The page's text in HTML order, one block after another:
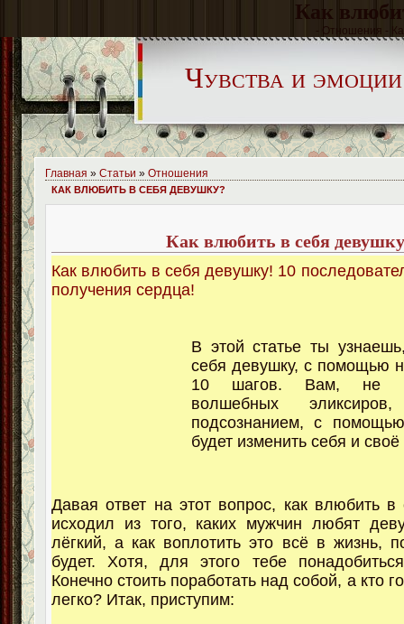
Как
- Отношения -
Чувства и эмоции
Главная » Статьи » Отношения
КАК ВЛЮБИТЬ В СЕБЯ ДЕВУШКУ?
Как влюбить в себя
Как влюбить в себя девушку! 10
получения сердца!
В этой статье ты
себя девушку, с помощью
10 шагов. Вам, не
волшебных
подсознанием, с
будет изменить себя и
Давая ответ на этот вопрос, как влюбить
исходил из того, каких мужчин любят
лёгкий, а как воплотить это всё в жизнь,
будет. Хотя, для этого тебе
Конечно стоить поработать над собой, а кто
легко? Итак, приступим: